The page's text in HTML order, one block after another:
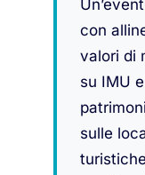
con
valori di
su IMU
sulle